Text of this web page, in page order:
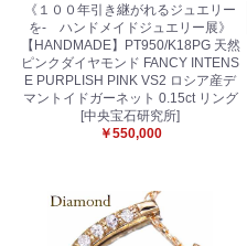
《１００年引き継がれるジュエリー
を- ハンドメイドジュエリー展》
【HANDMADE】PT950/K18PG 天然
ピンクダイヤモンド FANCY INTENS
E PURPLISH PINK VS2 ロシア産デ
マントイドガーネット 0.15ct リング
[中央宝石研究所]
￥550,000